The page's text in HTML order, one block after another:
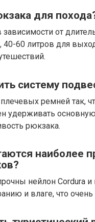
для
от
60 литров для
систему
ремней так,
удерживать основную
рюкзака.
наиболее
нейлон Cordura
и влаге, что